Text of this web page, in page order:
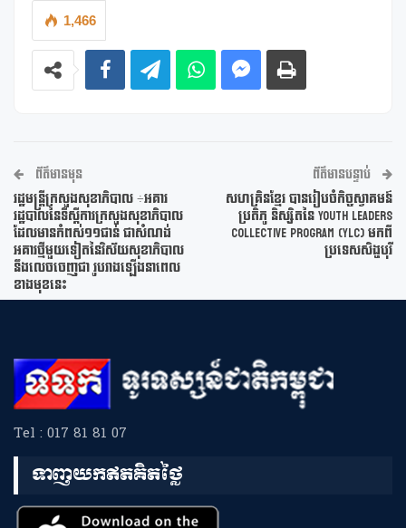
1,466
ព័ត៌មានមុន
រដ្ឋមន្ត្រីក្រសួងសុខាភិបាល ÷អគារ
រដ្ឋបាលនៃទីស្តីការក្រសួងសុខាភិបាល
ដែលមានកំពស់១១ជាន់ ជាសំណង់
អគារថ្មីមួយទៀតនៃវិស័យសុខាភិបាល
នឹងលេចចេញជា រូបរាងឡើងនាពេល
ខាងមុខនេះ
ព័ត៌មានបន្ទាប់
សហគ្រិនខ្មែរ បានរៀបចំកិច្ចស្វាគមន៍
ប្រតិភូ និស្សិតនៃ Youth Leaders
Collective Program (YLC) មកពី
ប្រទេសសិង្ហបុរី
Tel : 017 81 81 07
ទាញយកឥតគិតថ្លៃ